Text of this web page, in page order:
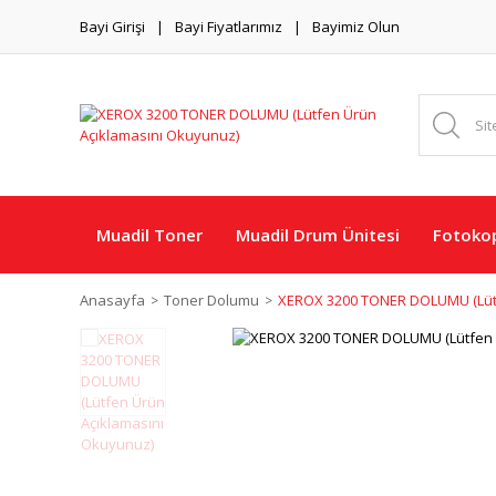
Bayi Girişi Bayi Fiyatlarımız Bayimiz Olun
Muadil Toner Muadil Drum Ünitesi
Anasayfa Toner Dolumu XEROX 3200 TONER DOLUMU